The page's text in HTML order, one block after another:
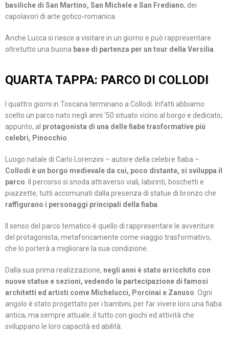
basiliche di San Martino, San Michele e San Frediano, dei
capolavori di arte gotico-romanica.
Anche Lucca si riesce a visitare in un giorno e può rappresentare
oltretutto una buona base di partenza per un tour della Versilia.
QUARTA TAPPA: PARCO DI COLLODI
I quattro giorni in Toscana terminano a Collodi. Infatti abbiamo
scelto un parco nato negli anni ‘50 situato vicino al borgo e dedicato,
appunto, al protagonista di una delle fiabe trasformative più
celebri, Pinocchio.
Luogo natale di Carlo Lorenzini – autore della celebre fiaba –
Collodi è un borgo medievale da cui, poco distante, si sviluppa il
parco. Il percorso si snoda attraverso viali, labirinti, boschetti e
piazzette, tutti accomunati dalla presenza di statue di bronzo che
raffigurano i personaggi principali della fiaba.
Il senso del parco tematico è quello di rappresentare le avventure
del protagonista, metaforicamente come viaggio trasformativo,
che lo porterà a migliorare la sua condizione.
Dalla sua prima realizzazione, negli anni è stato arricchito con
nuove statue e sezioni, vedendo la partecipazione di famosi
architetti ed artisti come Michelucci, Porcinai e Zanuso. Ogni
angolo è stato progettato per i bambini, per far vivere loro una fiaba
antica, ma sempre attuale..il tutto con giochi ed attività che
sviluppano le loro capacità ed abilità.